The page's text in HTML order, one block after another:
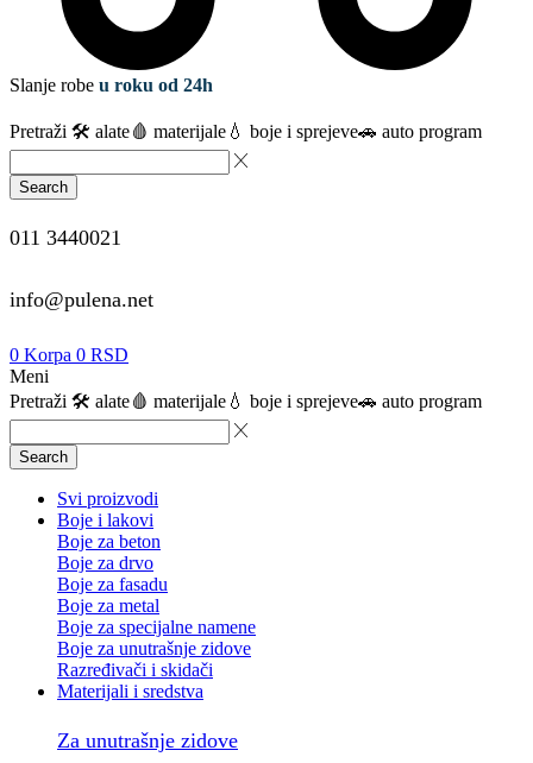
Slanje robe u roku od 24h
Pretraži 🛠️ alate🩸 materijale 💧 boje i sprejeve🚗 auto program
Search
011 3440021
info@pulena.net
0 Korpa 0 RSD
Meni
Pretraži 🛠️ alate🩸 materijale 💧 boje i sprejeve🚗 auto program
Search
Svi proizvodi
Boje i lakovi
Boje za beton
Boje za drvo
Boje za fasadu
Boje za metal
Boje za specijalne namene
Boje za unutrašnje zidove
Razređivači i skidači
Materijali i sredstva
Za unutrašnje zidove